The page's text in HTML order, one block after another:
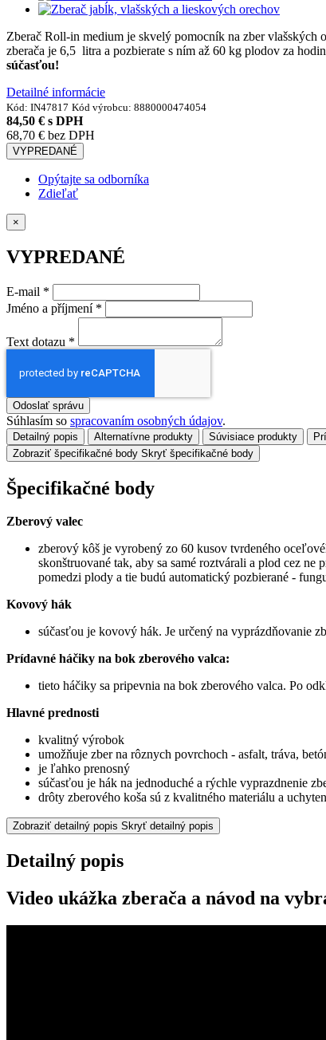
Zberač Roll-in medium je skvelý pomocník na zber vlašských
zberača je 6,5 litra a pozbierate s ním až 60 kg plodov za
súčasťou!
Detailné informácie
Kód: IN47817 Kód výrobcu: 8880000474054
84,50 € s DPH
68,70 € bez DPH
VYPREDANÉ
Opýtajte sa odborníka
Zdieľať
×
VYPREDANÉ
E-mail *
Jméno a příjmení *
Text dotazu *
Odoslať správu
Súhlasím so spracovaním osobných údajov.
Detailný popis Alternatívne produkty Súvisiace produkty
Zobraziť špecifikačné body Skryť špecifikačné body
Špecifikačné body
Zberový valec
zberový kôš je vyrobený zo 60 kusov tvrdeného
skonštruované tak, aby sa samé roztvárali a plod cez
pomedzi plody a tie budú automatický pozbierané -
Kovový hák
súčasťou je kovový hák. Je určený na vyprázdňovanie
Prídavné háčiky na bok zberového valca:
tieto háčiky sa pripevnia na bok zberového valca. Po
Hlavné prednosti
kvalitný výrobok
umožňuje zber na rôznych povrchoch - asfalt, tráva,
je ľahko prenosný
súčasťou je hák na jednoduché a rýchle vyprazdnenie
drôty zberového koša sú z kvalitného materiálu a
Zobraziť detailný popis Skryť detailný popis
Detailný popis
Video ukážka zberača a návod na